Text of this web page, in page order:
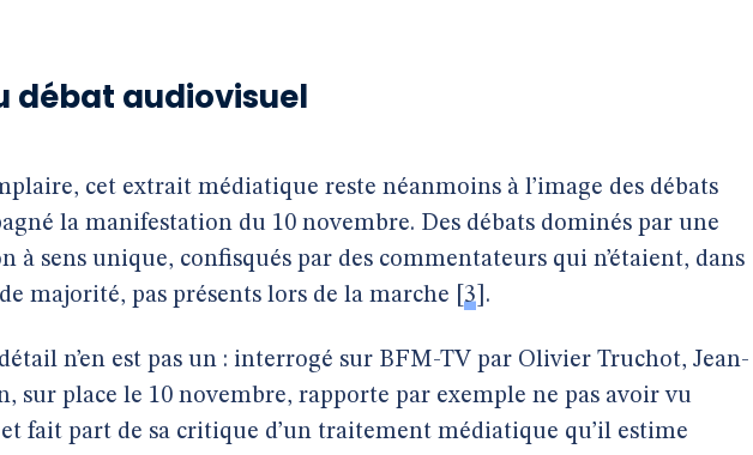
débat audiovisuel
cet extrait médiatique reste néanmoins à l’image des débats
la manifestation du 10 novembre. Des débats dominés par une
à sens unique, confisqués par des commentateurs qui n’étaient, dans
majorité, pas présents lors de la marche
3 .
n’en est pas un : interrogé sur BFM-TV par Olivier Truchot, Jean-
sur place le 10 novembre, rapporte par exemple ne pas avoir vu
et fait part de sa critique d’un traitement médiatique qu’il estime